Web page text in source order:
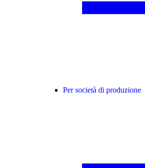
Per società di produzione